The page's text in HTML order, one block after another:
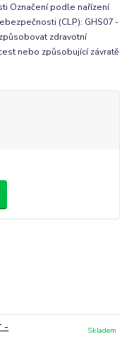
Označení podle nařízení
(CLP): GHS07 -
zdravotní
nebo způsobující závratě
-
Skladem